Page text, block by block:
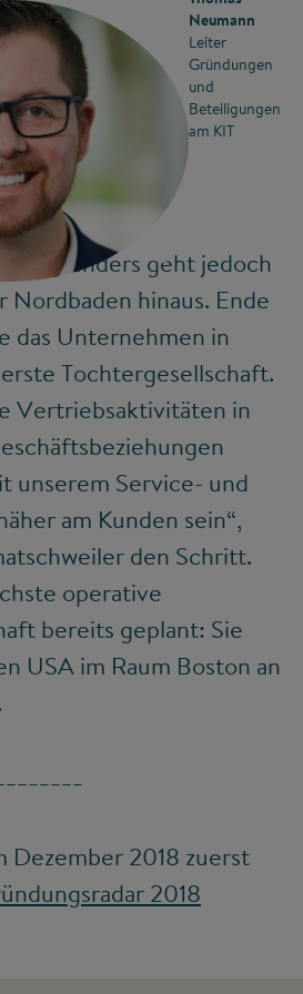
©
Neumann
Leiter
Gründungen
und
Beteiligungen
am KIT
CHINA
geht jedoch
hinaus. Ende
das Unternehmen in
Tochtergesellschaft.
Vertriebsaktivitäten in
unserem Service- und
am Kunden sein“,
den Schritt.
operative
bereits geplant: Sie
USA im Raum Boston an
Dezember 2018 zuerst
2018